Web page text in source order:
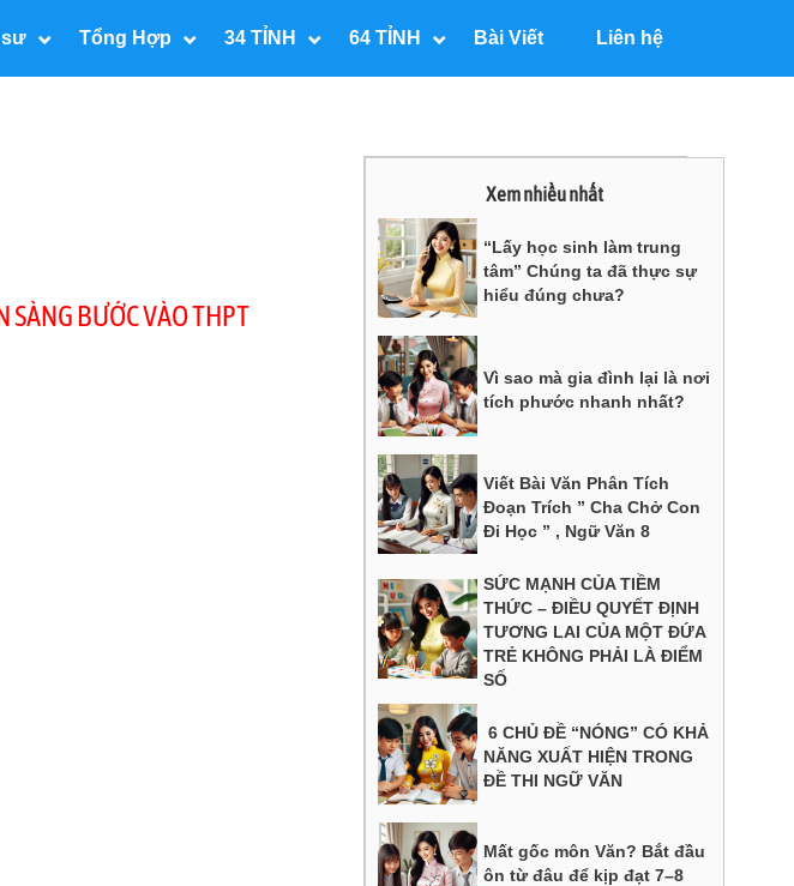
sư Tổng Hợp 34 TỈNH 64 TỈNH Bài Viết Liên hệ
SÀNG BƯỚC VÀO THPT
Xem nhiều nhất
“Lấy học sinh làm trung
tâm” Chúng ta đã thực sự
hiểu đúng chưa?
Vì sao mà gia đình lại là nơi
tích phước nhanh nhất?
Viết Bài Văn Phân Tích
Đoạn Trích ” Cha Chở Con
Đi Học ” , Ngữ Văn 8
SỨC MẠNH CỦA TIỀM
THỨC – ĐIỀU QUYẾT ĐỊNH
TƯƠNG LAI CỦA MỘT ĐỨA
TRẺ KHÔNG PHẢI LÀ ĐIỂM
SỐ
6 CHỦ ĐỀ “NÓNG” CÓ KHẢ
NĂNG XUẤT HIỆN TRONG
ĐỀ THI NGỮ VĂN
Mất gốc môn Văn? Bắt đầu
ôn từ đâu để kịp đạt 7–8